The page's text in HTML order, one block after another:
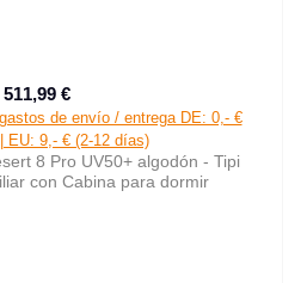
Precio de venta:
511,99 €
de envío / entrega DE: 0,- €
EU: 9,- € (2-12 días)
8 Pro UV50+ algodón - Tipi
con Cabina para dormir